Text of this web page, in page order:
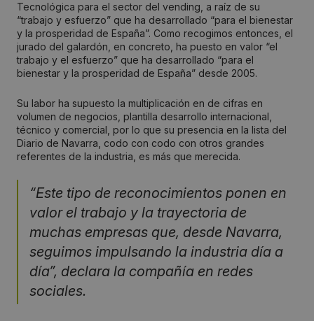
Tecnológica para el sector del vending, a raíz de su
“trabajo y esfuerzo” que ha desarrollado “para el bienestar
y la prosperidad de España”. Como recogimos entonces, el
jurado del galardón, en concreto, ha puesto en valor “el
trabajo y el esfuerzo” que ha desarrollado “para el
bienestar y la prosperidad de España” desde 2005.
Su labor ha supuesto la multiplicación en de cifras en
volumen de negocios, plantilla desarrollo internacional,
técnico y comercial, por lo que su presencia en la lista del
Diario de Navarra, codo con codo con otros grandes
referentes de la industria, es más que merecida.
“Este tipo de reconocimientos ponen en
valor el trabajo y la trayectoria de
muchas empresas que, desde Navarra,
seguimos impulsando la industria día a
día”, declara la compañía en redes
sociales.